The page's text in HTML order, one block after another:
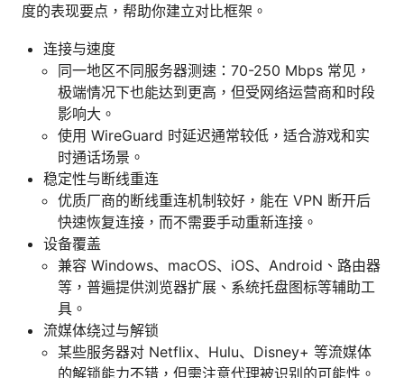
度的表现要点，帮助你建立对比框架。
连接与速度
同一地区不同服务器测速：70-250 Mbps 常见，
极端情况下也能达到更高，但受网络运营商和时段
影响大。
使用 WireGuard 时延迟通常较低，适合游戏和实
时通话场景。
稳定性与断线重连
优质厂商的断线重连机制较好，能在 VPN 断开后
快速恢复连接，而不需要手动重新连接。
设备覆盖
兼容 Windows、macOS、iOS、Android、路由器
等，普遍提供浏览器扩展、系统托盘图标等辅助工
具。
流媒体绕过与解锁
某些服务器对 Netflix、Hulu、Disney+ 等流媒体
的解锁能力不错，但需注意代理被识别的可能性。